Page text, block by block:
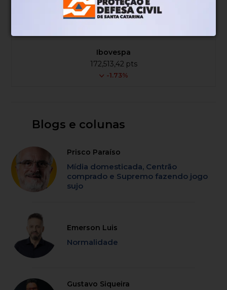
Peso Argentino
R$ 0,00
Bitcoin
R$ 350,401,62
Ibovespa
172,513,42 pts
-1.73%
Blogs e colunas
Prisco Paraíso
Mídia domesticada, Centrão
comprado e Supremo fazendo jogo
sujo
Emerson Luis
Normalidade
Gustavo Siqueira